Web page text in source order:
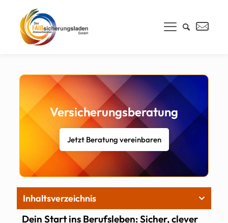
Versicherungsberatung
Jetzt Beratung vereinbaren
Dein Start ins Berufsleben: Sicher, clever
Inhaltsverzeichnis